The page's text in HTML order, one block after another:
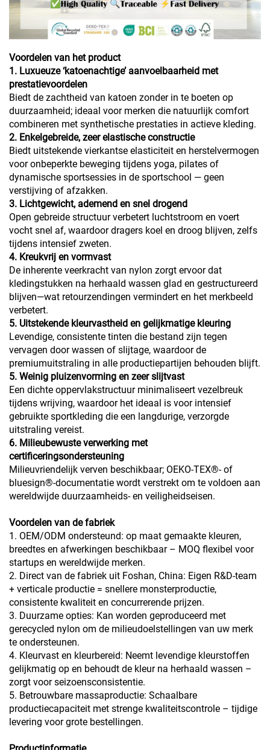
Voordelen van het product
1. Luxueuze ‘katoenachtige’ aanvoelbaarheid met
prestatievoordelen
Biedt de zachtheid van katoen zonder in te boeten op
duurzaamheid; ideaal voor merken die natuurlijk comfort
combineren met synthetische prestaties in actieve kleding.
2. Enkelgebreide, zeer elastische constructie
Biedt uitstekende vierkantse elasticiteit en herstelvermogen
voor onbeperkte beweging tijdens yoga, pilates of
dynamische sportsessies in de sportschool — geen
verstijving of afzakken.
3. Lichtgewicht, ademend en snel drogend
Open gebreide structuur verbetert luchtstroom en voert
vocht snel af, waardoor dragers koel en droog blijven, zelfs
tijdens intensief zweten.
4. Kreukvrij en vormvast
De inherente veerkracht van nylon zorgt ervoor dat
kledingstukken na herhaald wassen glad en gestructureerd
blijven—wat retourzendingen vermindert en het merkbeeld
verbetert.
5. Uitstekende kleurvastheid en gelijkmatige kleuring
Levendige, consistente tinten die bestand zijn tegen
vervagen door wassen of slijtage, waardoor de
premiumuitstraling in alle productiepartijen behouden blijft.
5. Weinig pluizenvorming en zeer slijtvast
Een dichte oppervlakstructuur minimaliseert vezelbreuk
tijdens wrijving, waardoor het ideaal is voor intensief
gebruikte sportkleding die een langdurige, verzorgde
uitstraling vereist.
6. Milieubewuste verwerking met
certificeringsondersteuning
Milieuvriendelijk verven beschikbaar; OEKO-TEX®- of
bluesign®-documentatie wordt verstrekt om te voldoen aan
wereldwijde duurzaamheids- en veiligheidseisen.
Voordelen van de fabriek
1. OEM/ODM ondersteund: op maat gemaakte kleuren,
breedtes en afwerkingen beschikbaar – MOQ flexibel voor
startups en wereldwijde merken.
2. Direct van de fabriek uit Foshan, China: Eigen R&D-team
+ verticale productie = snellere monsterproductie,
consistente kwaliteit en concurrerende prijzen.
3. Duurzame opties: Kan worden geproduceerd met
gerecycled nylon om de milieudoelstellingen van uw merk
te ondersteunen.
4. Kleurvast en kleurbereid: Neemt levendige kleurstoffen
gelijkmatig op en behoudt de kleur na herhaald wassen –
zorgt voor seizoensconsistentie.
5. Betrouwbare massaproductie: Schaalbare
productiecapaciteit met strenge kwaliteitscontrole – tijdige
levering voor grote bestellingen.